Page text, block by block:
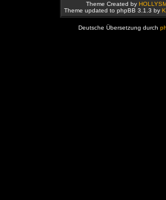
Theme Created by
Theme updated to phpBB 3.1.3 by
Deutsche Übersetzung durch